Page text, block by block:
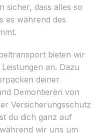
sicher, dass alles so
es während des
bieten wir
an. Dazu
deiner
Demontieren von
Versicherungsschutz
du dich ganz auf
wir uns um